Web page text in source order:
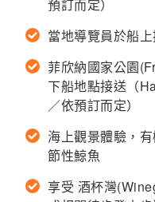
預訂而定）
當地導覽員於船
菲欣納國家公園
下船地點接送（
／依預訂而定）
海上觀景體驗，
節性鯨魚
享受 酒杯灣